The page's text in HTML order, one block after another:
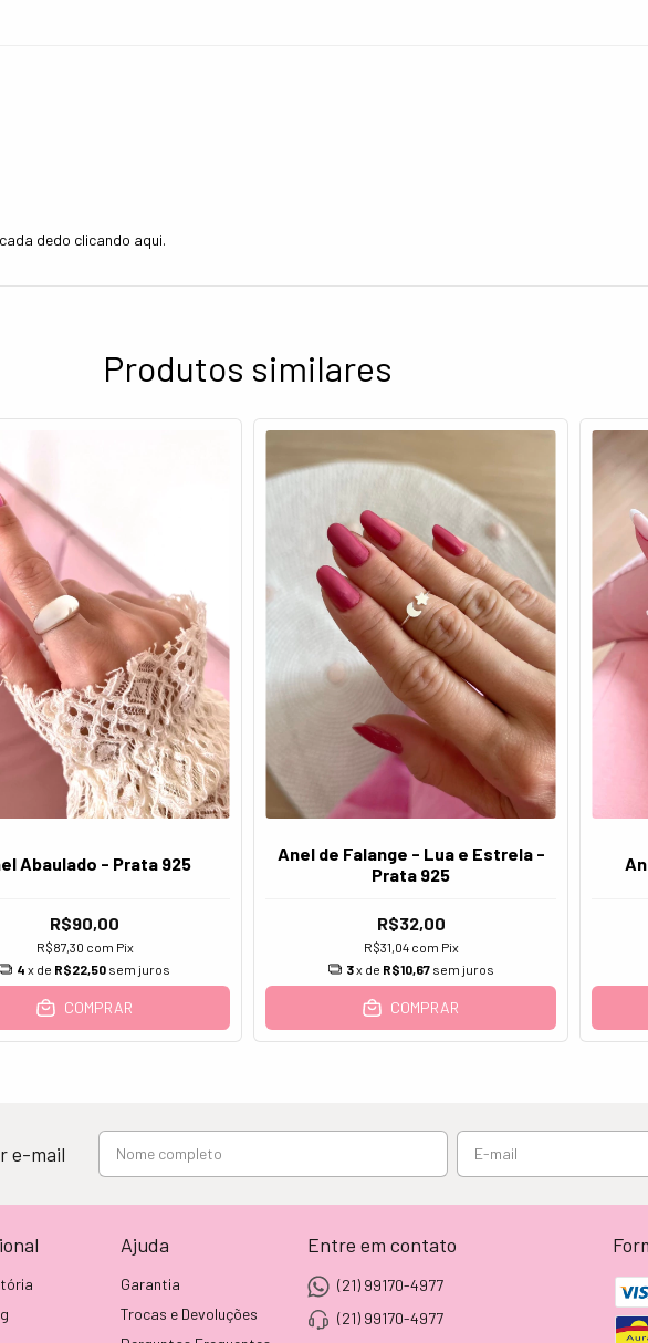
dedo clicando aqui.
Produtos similares
Abaulado - Prata 925
R$90,00
R$87,30 com Pix
4 x de R$22,50 sem juros
COMPRAR
Anel de Falange - Lua e Estrela -
Prata 925
R$32,00
R$31,04 com Pix
3x de R$10,67 sem juros
COMPRAR
e-mail
Ajuda
Garantia
Trocas e Devoluções
Entre em contato
(21) 99170-4977
(21) 99170-4977